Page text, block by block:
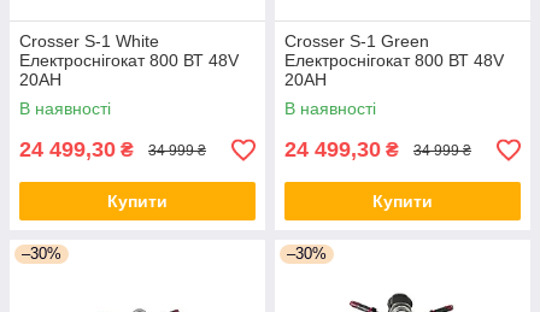
Crosser S-1 White
Електроснігокат 800 ВТ 48V
20AH
В наявності
24 499,30 ₴ 34 999 ₴
Купити
Crosser S-1 Green
Електроснігокат 800 ВТ 48V
20AH
В наявності
24 499,30 ₴ 34 999 ₴
Купити
–30% –30%